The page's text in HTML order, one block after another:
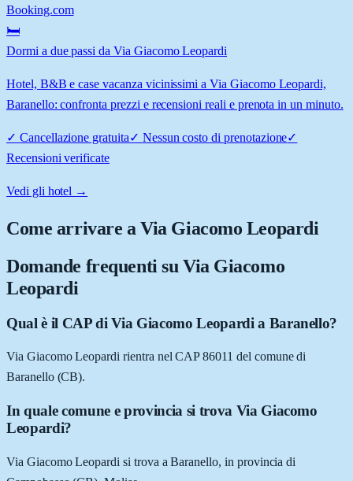
Booking.com
🛏️
Dormi a due passi da Via Giacomo Leopardi
Hotel, B&B e case vacanza vicinissimi a Via Giacomo Leopardi,
Baranello: confronta prezzi e recensioni reali e prenota in un minuto.
✓ Cancellazione gratuita✓ Nessun costo di prenotazione✓
Recensioni verificate
Vedi gli hotel →
Come arrivare aVia Giacomo Leopardi
Domande frequenti su Via Giacomo
Leopardi
Qual è il CAP di Via Giacomo Leopardi a Baranello?
Via Giacomo Leopardi rientra nel CAP 86011 del comune di
Baranello (CB).
In quale comune e provincia si trova Via Giacomo
Leopardi?
Via Giacomo Leopardi si trova a Baranello, in provincia di